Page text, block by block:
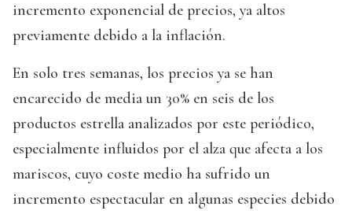
incremento exponencial de precios, ya altos
previamente debido a la inflación.
En solo tres semanas, los precios ya se han
encarecido de media un 30% en seis de los
productos estrella analizados por este periódico,
especialmente influidos por el alza que afecta a los
mariscos, cuyo coste medio ha sufrido un
incremento espectacular en algunas especies debido